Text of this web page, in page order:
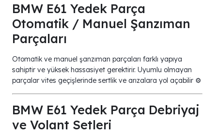
BMW E61 Yedek Parça
Otomatik / Manuel Şanzıman
Parçaları
Otomatik ve manuel şanzıman parçaları farklı yapıya
sahiptir ve yüksek hassasiyet gerektirir. Uyumlu olmayan
parçalar vites geçişlerinde sertlik ve arızalara yol açabilir ⚙️
BMW E61 Yedek Parça Debriyaj
ve Volant Setleri